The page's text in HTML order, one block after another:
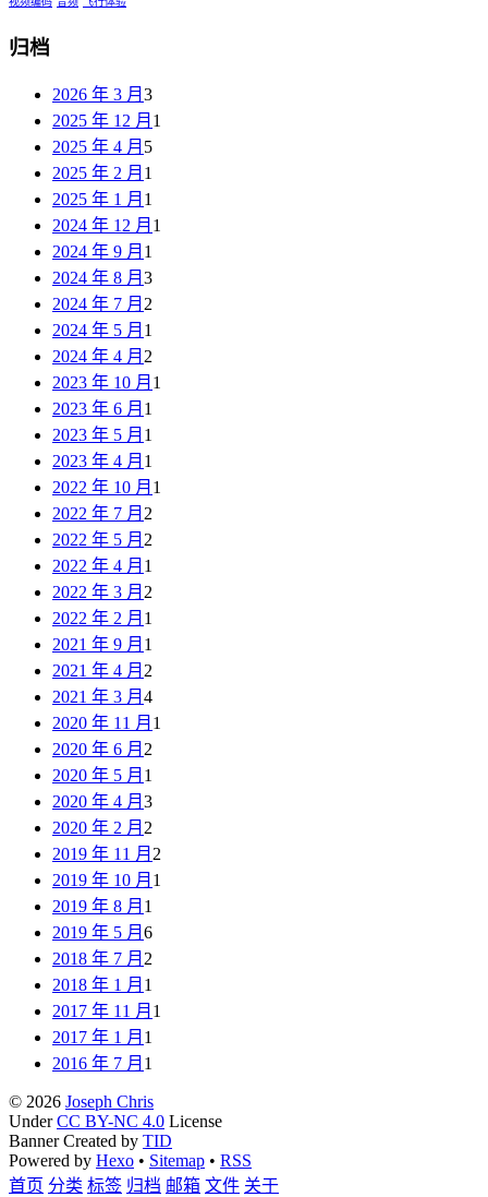
归档
2026 年 3 月 3
2025 年 12 月 1
2025 年 4 月 5
2025 年 2 月 1
2025 年 1 月 1
2024 年 12 月 1
2024 年 9 月 1
2024 年 8 月 3
2024 年 7 月 2
2024 年 5 月 1
2024 年 4 月 2
2023 年 10 月 1
2023 年 6 月 1
2023 年 5 月 1
2023 年 4 月 1
2022 年 10 月 1
2022 年 7 月 2
2022 年 5 月 2
2022 年 4 月 1
2022 年 3 月 2
2022 年 2 月 1
2021 年 9 月 1
2021 年 4 月 2
2021 年 3 月 4
2020 年 11 月 1
2020 年 6 月 2
2020 年 5 月 1
2020 年 4 月 3
2020 年 2 月 2
2019 年 11 月 2
2019 年 10 月 1
2019 年 8 月 1
2019 年 5 月 6
2018 年 7 月 2
2018 年 1 月 1
2017 年 11 月 1
2017 年 1 月 1
2016 年 7 月 1
© 2026 Joseph Chris
UnderCC BY-NC 4.0 License
Banner Created by TID
Powered by Hexo • Sitemap • RSS
首页 分类 标签 归档 邮箱 文件 关于